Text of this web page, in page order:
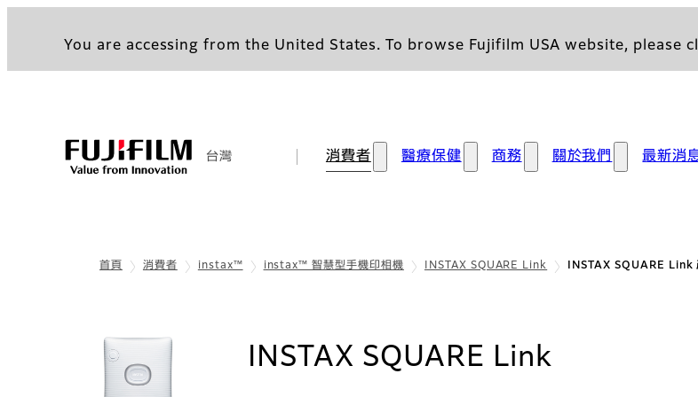
You are accessing from the United States. To browse Fujifilm USA website, please
台灣 消費者 醫療保健 商務 關於我們 最新消
首頁 消費者 instax™ instax™ 智慧型手機印相機 INSTAX SQUARE Link INSTAX SQUARE Link
INSTAX SQUARE Link